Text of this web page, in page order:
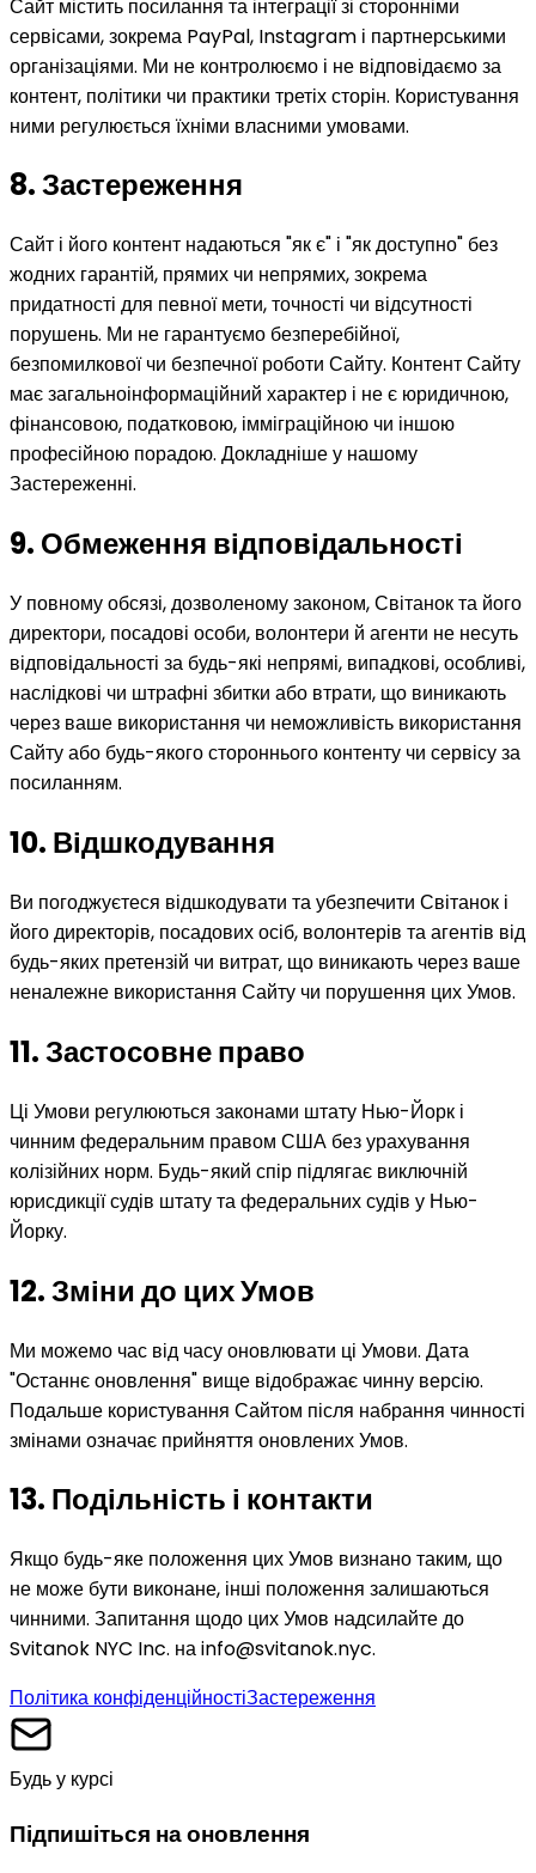
Сайт містить посилання та інтеграції зі сторонніми
сервісами, зокрема PayPal, Instagram і партнерськими
організаціями. Ми не контролюємо і не відповідаємо за
контент, політики чи практики третіх сторін. Користування
ними регулюється їхніми власними умовами.
8. Застереження
Сайт і його контент надаються "як є" і "як доступно" без
жодних гарантій, прямих чи непрямих, зокрема
придатності для певної мети, точності чи відсутності
порушень. Ми не гарантуємо безперебійної,
безпомилкової чи безпечної роботи Сайту. Контент Сайту
має загальноінформаційний характер і не є юридичною,
фінансовою, податковою, імміграційною чи іншою
професійною порадою. Докладніше у нашому
Застереженні.
9. Обмеження відповідальності
У повному обсязі, дозволеному законом, Світанок та його
директори, посадові особи, волонтери й агенти не несуть
відповідальності за будь-які непрямі, випадкові, особливі,
наслідкові чи штрафні збитки або втрати, що виникають
через ваше використання чи неможливість використання
Сайту або будь-якого стороннього контенту чи сервісу за
посиланням.
10. Відшкодування
Ви погоджуєтеся відшкодувати та убезпечити Світанок і
його директорів, посадових осіб, волонтерів та агентів від
будь-яких претензій чи витрат, що виникають через ваше
неналежне використання Сайту чи порушення цих Умов.
11. Застосовне право
Ці Умови регулюються законами штату Нью-Йорк і
чинним федеральним правом США без урахування
колізійних норм. Будь-який спір підлягає виключній
юрисдикції судів штату та федеральних судів у Нью-
Йорку.
12. Зміни до цих Умов
Ми можемо час від часу оновлювати ці Умови. Дата
"Останнє оновлення" вище відображає чинну версію.
Подальше користування Сайтом після набрання чинності
змінами означає прийняття оновлених Умов.
13. Подільність і контакти
Якщо будь-яке положення цих Умов визнано таким, що
не може бути виконане, інші положення залишаються
чинними. Запитання щодо цих Умов надсилайте до
Svitanok NYC Inc. на info@svitanok.nyc.
Політика конфіденційностіЗастереження
Будь у курсі
Підпишіться на оновлення